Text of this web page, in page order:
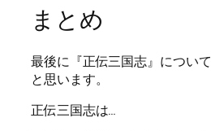
まとめ
最後に『正伝三国志』につい
と思います。
正伝三国志は…